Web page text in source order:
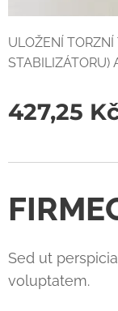
ULOŽENÍ TORZNÍ
STABILIZÁTORU)
427,25
Sed ut
voluptatem.